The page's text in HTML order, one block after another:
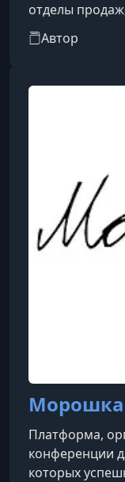
отделы
бестселлер
технологиям
стать, когда
телеграм-блог»
Автор
Морошка
Платформа,
конференции
которых